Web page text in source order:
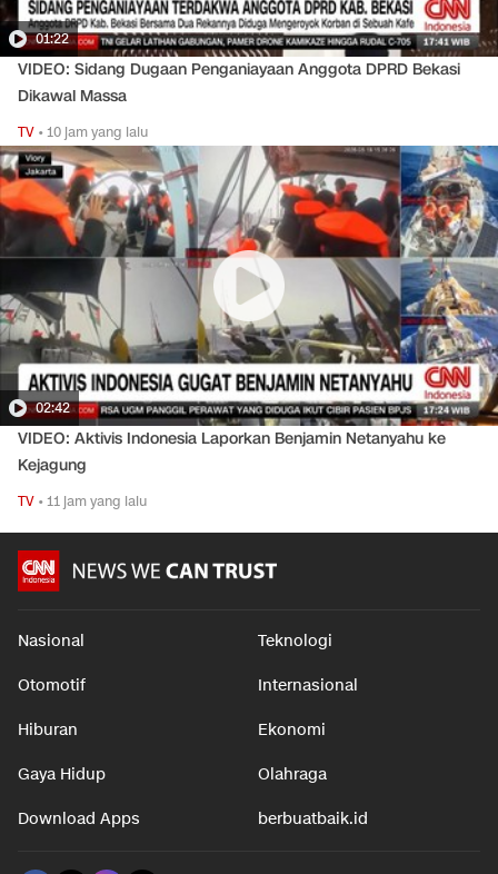
01:22
VIDEO: Sidang Dugaan Penganiayaan Anggota DPRD Bekasi
Dikawal Massa
TV •10 jam yang lalu
02:42
VIDEO: Aktivis Indonesia Laporkan Benjamin Netanyahu ke
Kejagung
TV •11 jam yang lalu
Nasional Teknologi
Otomotif Internasional
Hiburan Ekonomi
Gaya Hidup Olahraga
Download Apps berbuatbaik.id